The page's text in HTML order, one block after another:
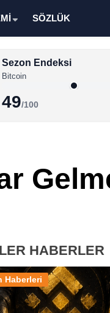
SÖZLÜK
Sezon Endeksi
Bitcoin
49/100
HABERLER
Haberleri